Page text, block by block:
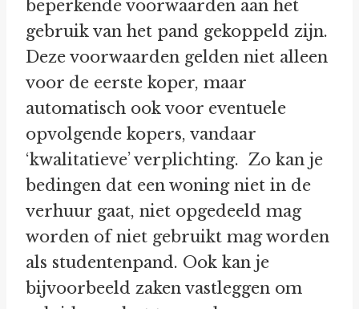
beperkende voorwaarden aan het
gebruik van het pand gekoppeld zijn.
Deze voorwaarden gelden niet alleen
voor de eerste koper, maar
automatisch ook voor eventuele
opvolgende kopers, vandaar
‘kwalitatieve’ verplichting. Zo kan je
bedingen dat een woning niet in de
verhuur gaat, niet opgedeeld mag
worden of niet gebruikt mag worden
als studentenpand. Ook kan je
bijvoorbeeld zaken vastleggen om